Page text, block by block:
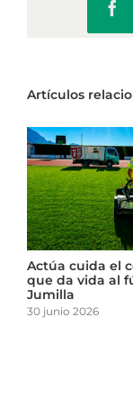
Artículos
suma más
nuevos árboles
semestre